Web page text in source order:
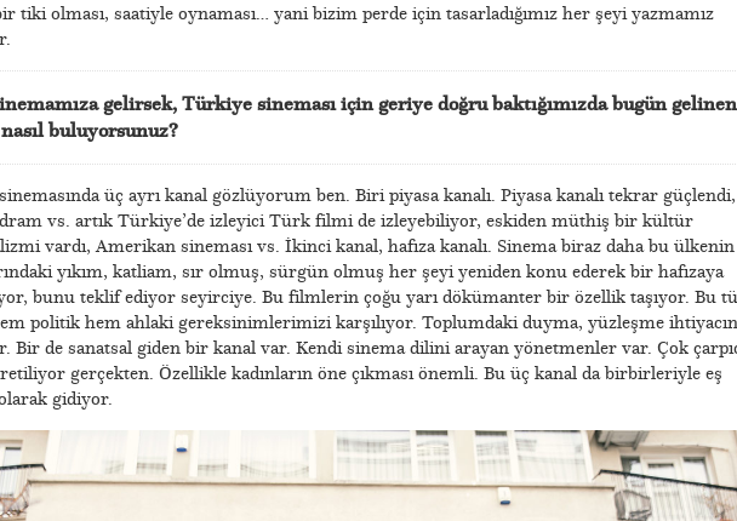
tiki olması, saatiyle oynaması… yani bizim perde için tasarladığımız her şeyi yazmamız
gelirsek, Türkiye sineması için geriye doğru baktığımızda bugün gelinen
buluyorsunuz?
üç ayrı kanal gözlüyorum ben. Biri piyasa kanalı. Piyasa kanalı tekrar güçlendi,
vs. artık Türkiye’de izleyici Türk filmi de izleyebiliyor, eskiden müthiş bir kültür
vardı, Amerikan sineması vs. İkinci kanal, hafıza kanalı. Sinema biraz daha bu ülkenin
yıkım, katliam, sır olmuş, sürgün olmuş her şeyi yeniden konu ederek bir hafızaya
bunu teklif ediyor seyirciye. Bu filmlerin çoğu yarı dökümanter bir özellik taşıyor. Bu
politik hem ahlaki gereksinimlerimizi karşılıyor. Toplumdaki duyma, yüzleşme
Bir de sanatsal giden bir kanal var. Kendi sinema dilini arayan yönetmenler var. Çok
gerçekten. Özellikle kadınların öne çıkması önemli. Bu üç kanal da birbirleriyle eş
gidiyor.